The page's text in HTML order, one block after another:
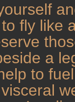
fly like
a
to